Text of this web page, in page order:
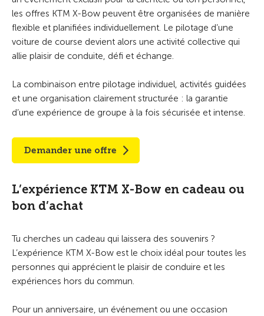
les offres KTM X-Bow peuvent être organisées de manière
flexible et planifiées individuellement. Le pilotage d’une
voiture de course devient alors une activité collective qui
allie plaisir de conduite, défi et échange.
La combinaison entre pilotage individuel, activités guidées
et une organisation clairement structurée : la garantie
d’une expérience de groupe à la fois sécurisée et intense.
Demander une offre
L’expérience KTM X-Bow en cadeau ou
bon d’achat
Tu cherches un cadeau qui laissera des souvenirs ?
L’expérience KTM X-Bow est le choix idéal pour toutes les
personnes qui apprécient le plaisir de conduire et les
expériences hors du commun.
Pour un anniversaire, un événement ou une occasion